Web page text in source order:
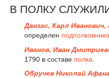
В ПОЛКУ
Данзас, Карл Иванович,
определен
Иванов, Иван
1790 в составе полка
Обручев Николай